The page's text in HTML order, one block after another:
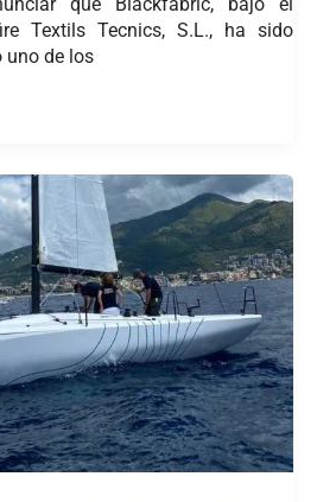
Textils Tecnics, S.L., ha sido
uno de los